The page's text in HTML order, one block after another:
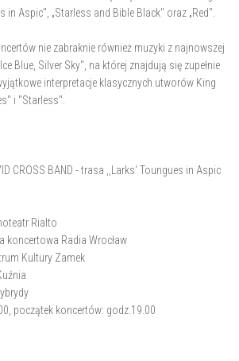
in Aspic", „Starless and Bible Black" oraz „Red".
nie zabraknie również muzyki z najnowszej
Blue, Silver Sky", na której znajdują się zupełnie
interpretacje klasycznych utworów King
i "Starless".
CROSS BAND - trasa ,,Larks' Toungues in Aspic
Rialto
koncertowa Radia Wrocław
Kultury Zamek
początek koncertów: godz.19.00